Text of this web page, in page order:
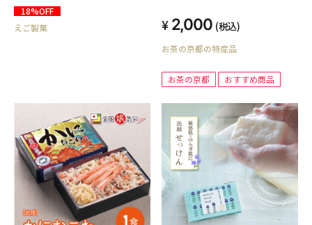
18%OFF
えご製菓
2,000 (税込)
お茶の京都の特産品
お茶の京都 おすすめ商品